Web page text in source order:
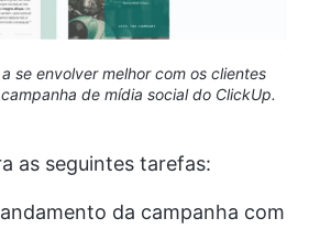
se envolver melhor com os clientes
de mídia social do ClickUp.
as seguintes tarefas:
da campanha com